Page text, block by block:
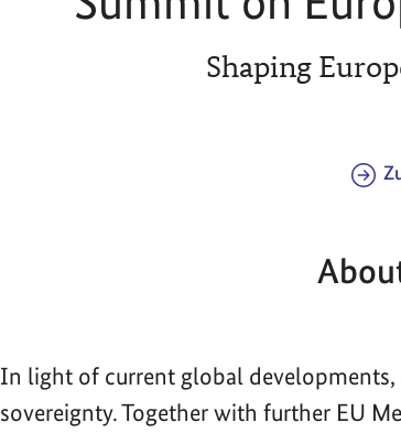
Shaping
In light of current global developments,
sovereignty. Together with further EU